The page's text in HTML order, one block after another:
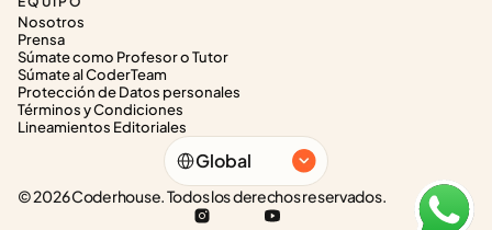
Nosotros
Prensa
Súmate como Profesor o Tutor
Súmate al CoderTeam
Protección de Datos personales
Términos y Condiciones
Lineamientos Editoriales
Select Language
Global
© 2026 Coderhouse. Todos los derechos reservados.